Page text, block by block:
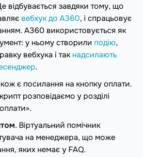
відбувається завдяки тому, що
вебхук до А360, і спрацьовує
A360 використовується як
у ньому створили подію,
вебхука і так надсилають
.
є посилання на кнопку оплати.
розповідаємо у розділі
. Віртуальний помічник
на менеджера, що може
яких немає у FAQ.